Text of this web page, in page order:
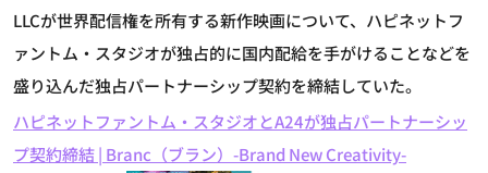
LLCが世界配信権を所有する新作映画について、ハピネットフ
ァントム・スタジオが独占的に国内配給を手がけることなどを
盛り込んだ独占パートナーシップ契約を締結していた。
ハピネットファントム・スタジオとA24が独占パートナーシッ
プ契約締結 | Branc（ブラン）-Brand New Creativity-